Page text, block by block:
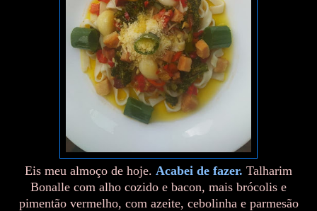
Eis meu almoço de hoje. Acabei de fazer. Talharim
Bonalle com alho cozido e bacon, mais brócolis e
pimentão vermelho, com azeite, cebolinha e parmesão